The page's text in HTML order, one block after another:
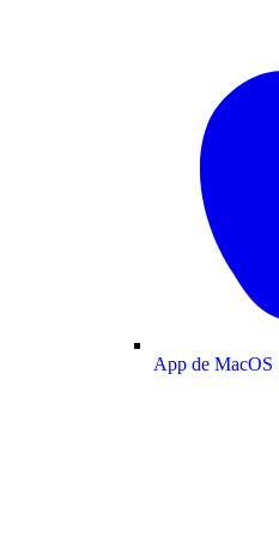
App de MacOS